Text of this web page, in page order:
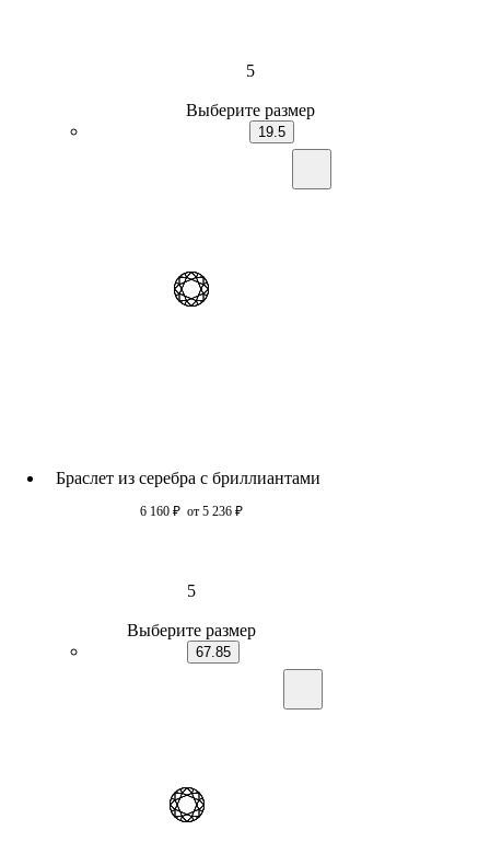
5
Выберите размер
19.5
Браслет из серебра c бриллиантами
6 160 ₽ от 5 236 ₽
5
Выберите размер
67.85